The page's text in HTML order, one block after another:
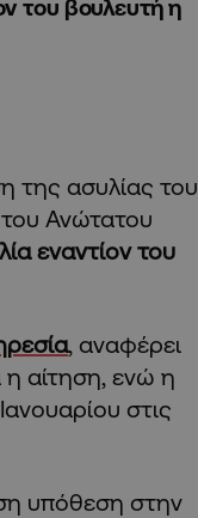
του βουλευτή η
της ασυλίας του
Ανώτατου
εναντίον του
, αναφέρει
αίτηση, ενώ η
στις
υπόθεση στην